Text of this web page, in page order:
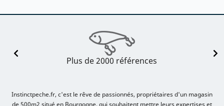
Plus de 2000 références
Instinctpeche.fr, c'est le rêve de passionnés, propriétaires d'un magasin